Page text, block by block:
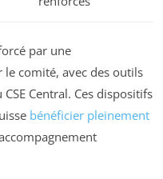
par une
comité, avec des outils
Central. Ces dispositifs
bénéficier pleinement